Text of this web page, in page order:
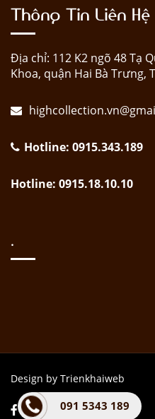
Thông Tin Liên Hệ
Địa chỉ: 112 K2 ngõ 48 Tạ
Khoa, quận Hai Bà Trưng,
Hotline: 0915.343.189
Hotline: 0915.18.10.10
.
Design by Trienkhaiweb
091 5343 189